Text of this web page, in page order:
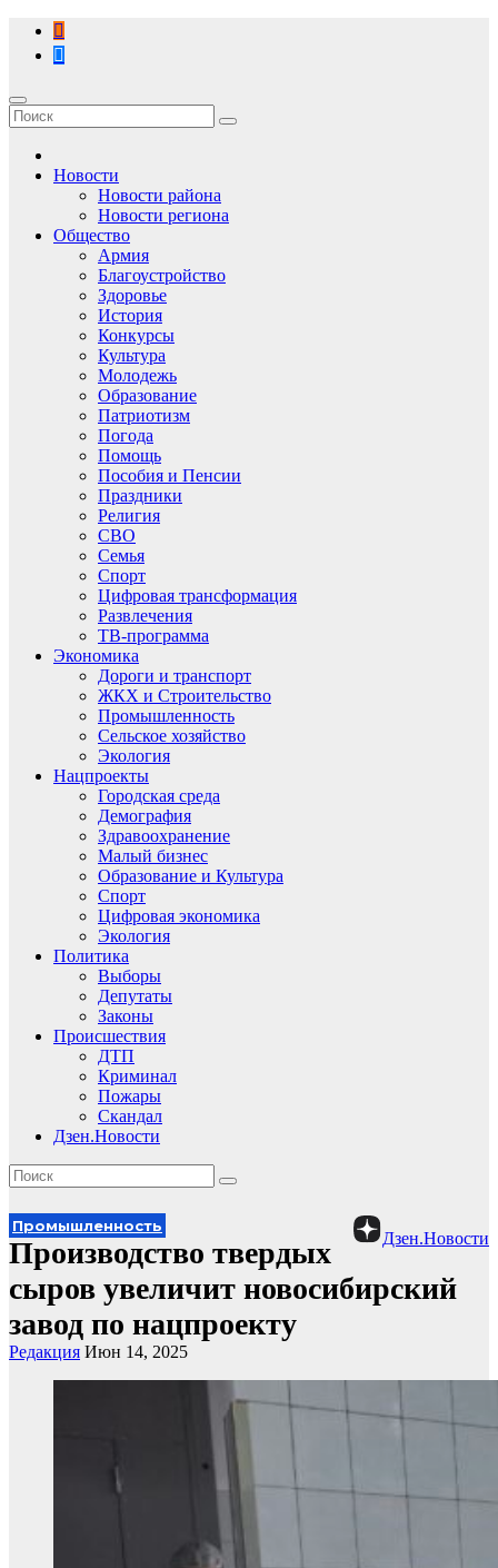
Перейти
содержимому
Новости
Новости района
Новости региона
Общество
Армия
Благоустройство
Здоровье
История
Конкурсы
Культура
Молодежь
Образование
Патриотизм
Погода
Помощь
Пособия и Пенсии
Праздники
Религия
СВО
Семья
Спорт
Цифровая трансформация
Развлечения
ТВ-программа
Экономика
Дороги и транспорт
ЖКХ и Строительство
Промышленность
Сельское хозяйство
Экология
Нацпроекты
Городская среда
Демография
Здравоохранение
Малый бизнес
Образование и Культура
Спорт
Цифровая экономика
Экология
Политика
Выборы
Депутаты
Законы
Происшествия
ДТП
Криминал
Пожары
Скандал
Дзен.Новости
Дзен.Новости
Промышленность
Производство твердых
сыров увеличит новосибирский
завод по нацпроекту
Редакция Июн 14, 2025